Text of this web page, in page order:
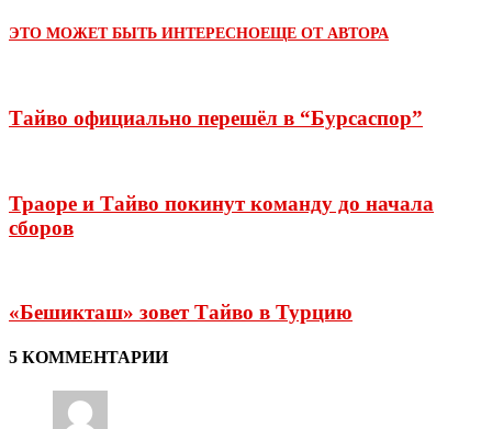
ЭТО МОЖЕТ БЫТЬ ИНТЕРЕСНОЕЩЕ ОТ АВТОРА
Тайво официально перешёл в “Бурсаспор”
Траоре и Тайво покинут команду до начала
сборов
«Бешикташ» зовет Тайво в Турцию
5 КОММЕНТАРИИ